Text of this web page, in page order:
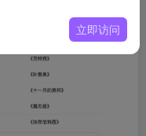
立即访问